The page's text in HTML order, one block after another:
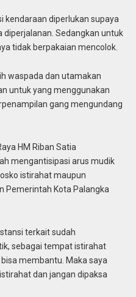
kendaraan diperlukan supaya
Sedangkan untuk
tidak berpakaian mencolok.
waspada dan utamakan
untuk yang menggunakan
gang mengundang
HM Riban Satia
mengantisipasi arus mudik
istirahat maupun
Pemerintah Kota Palangka
terkait sudah
sebagai tempat istirahat
membantu. Maka saya
dan jangan dipaksa